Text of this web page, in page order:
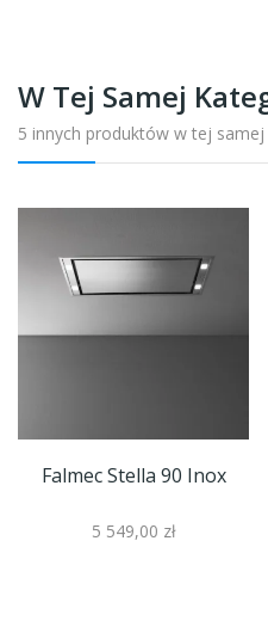
W Tej Samej
5 innych produktów w tej samej
Falmec Stella 90 Inox
5 549,00 zł